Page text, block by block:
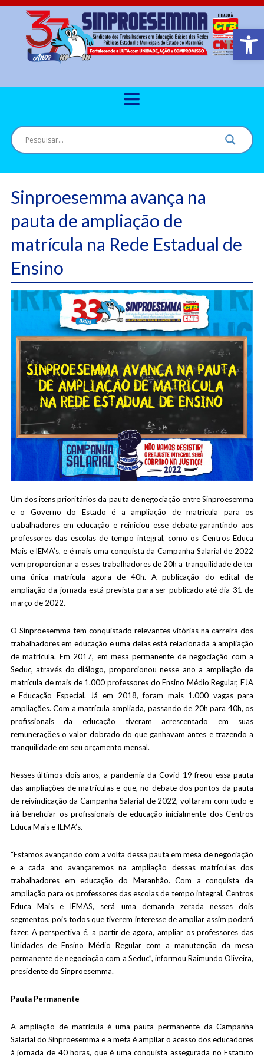
Barra de
Sinproesemma avança na
pauta de ampliação de
matrícula na Rede Estadual de
Ensino
Um dos itens prioritários da pauta de negociação entre Sinproesemma
e o Governo do Estado é a ampliação de matrícula para os
trabalhadores em educação e reiniciou esse debate garantindo aos
professores das escolas de tempo integral, como os Centros Educa
Mais e IEMA’s, e é mais uma conquista da Campanha Salarial de 2022
vem proporcionar a esses trabalhadores de 20h a tranquilidade de ter
uma única matrícula agora de 40h. A publicação do edital de
ampliação da jornada está prevista para ser publicado até dia 31 de
março de 2022.
O Sinproesemma tem conquistado relevantes vitórias na carreira dos
trabalhadores em educação e uma delas está relacionada à ampliação
de matrícula. Em 2017, em mesa permanente de negociação com a
Seduc, através do diálogo, proporcionou nesse ano a ampliação de
matrícula de mais de 1.000 professores do Ensino Médio Regular, EJA
e Educação Especial. Já em 2018, foram mais 1.000 vagas para
ampliações. Com a matrícula ampliada, passando de 20h para 40h, os
profissionais da educação tiveram acrescentado em suas
remunerações o valor dobrado do que ganhavam antes e trazendo a
tranquilidade em seu orçamento mensal.
Nesses últimos dois anos, a pandemia da Covid-19 freou essa pauta
das ampliações de matrículas e que, no debate dos pontos da pauta
de reivindicação da Campanha Salarial de 2022, voltaram com tudo e
irá beneficiar os profissionais de educação inicialmente dos Centros
Educa Mais e IEMA’s.
“Estamos avançando com a volta dessa pauta em mesa de negociação
e a cada ano avançaremos na ampliação dessas matrículas dos
trabalhadores em educação do Maranhão. Com a conquista da
ampliação para os professores das escolas de tempo integral, Centros
Educa Mais e IEMAS, será uma demanda zerada nesses dois
segmentos, pois todos que tiverem interesse de ampliar assim poderá
fazer. A perspectiva é, a partir de agora, ampliar os professores das
Unidades de Ensino Médio Regular com a manutenção da mesa
permanente de negociação com a Seduc”, informou Raimundo Oliveira,
presidente do Sinproesemma.
Pauta Permanente
A ampliação de matrícula é uma pauta permanente da Campanha
Salarial do Sinproesemma e a meta é ampliar o acesso dos educadores
à jornada de 40 horas, que é uma conquista assegurada no Estatuto